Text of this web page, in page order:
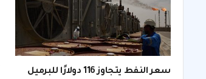
سعر النفط يتجاوز 116 دولارًا للبرميل